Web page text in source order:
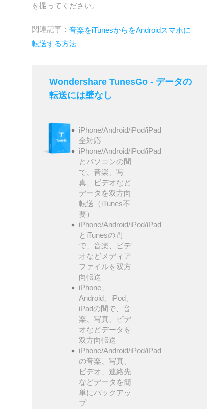
を撮ってください。
関連記事： 音楽をiTunesからをAndroidスマホに
転送する方法
Wondershare TunesGo - データの
転送には壁なし
iPhone/Android/iPod/iPad
全対応
iPhone/Android/iPod/iPad
とパソコンの間
で、音楽、写
真、ビデオなど
データを双方向
転送（iTunes不
要）
iPhone/Android/iPod/iPad
とiTunesの間
で、音楽、ビデ
オなどメディア
ファイルを双方
向転送
iPhone、
Android、iPod、
iPadの間で、音
楽、写真、ビデ
オなどデータを
双方向転送
iPhone/Android/iPod/iPad
の音楽、写真、
ビデオ、連絡先
などデータを簡
単にバックアッ
プ